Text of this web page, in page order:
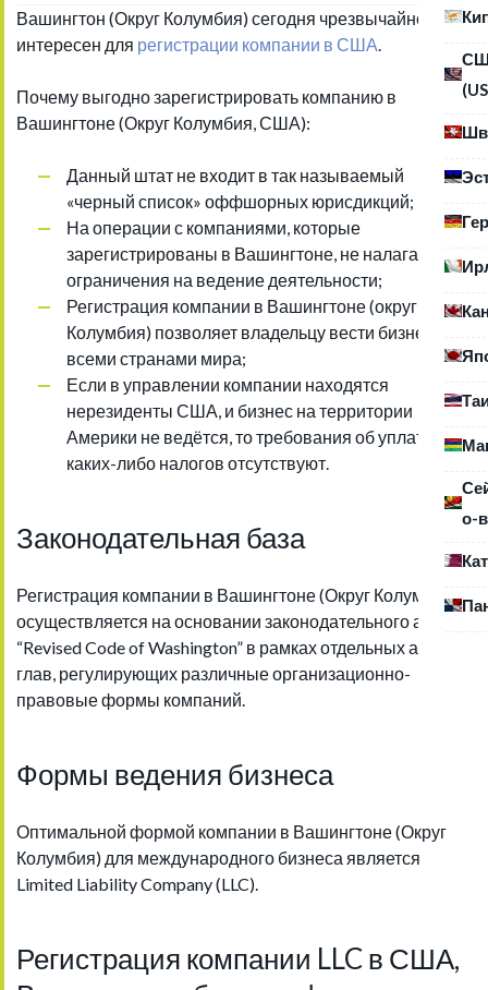
о-
Вашингтон (Округ Колумбия) сегодня чрезвычайно
интересен для регистрации компании в США.
Почему выгодно зарегистрировать компанию в
Вашингтоне (Округ Колумбия, США):
Данный штат не входит в так называемый
«черный список» оффшорных юрисдикций;
На операции с компаниями, которые
зарегистрированы в Вашингтоне, не налагаются
ограничения на ведение деятельности;
Регистрация компании в Вашингтоне (округ
Колумбия) позволяет владельцу вести бизнес со
всеми странами мира;
Если в управлении компании находятся
нерезиденты США, и бизнес на территории
Америки не ведётся, то требования об уплате
каких-либо налогов отсутствуют.
Законодательная база
Регистрация компании в Вашингтоне (Округ Колумбия)
осуществляется на основании законодательного акта
“Revised Code of Washington” в рамках отдельных актов и
глав, регулирующих различные организационно-
правовые формы компаний.
Формы ведения бизнеса
Оптимальной формой компании в Вашингтоне (Округ
Колумбия) для международного бизнеса является
Limited Liability Company (LLC).
Регистрация компании LLC в США,